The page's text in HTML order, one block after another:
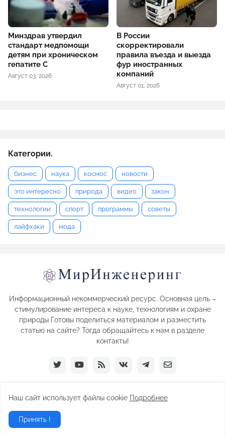
Минздрав утвердил
стандарт медпомощи
детям при хроническом
гепатите С
Август 03, 2026
В России
скорректировали
правила въезда и выезда
фур иностранных
компаний
Август 01, 2026
Категории.
бизнес наука космос новости
это интересно природа видео закон
технологии спорт программы советы
лайфхаки мода
Информационный некоммерческий ресурс. Основная цель –
стимулирование интереса к науке, технологиям и охране
природы Готовы поделиться материалом и разместить
статью на сайте? Тогда обращайтесь к нам в разделе
контакты!
Home
Наш сайт использует файлы cookie Подробнее
Принять !